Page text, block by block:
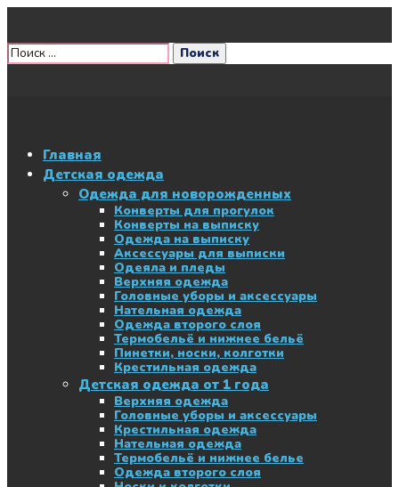
Главная
Детская одежда
Одежда для новорожденных
Конверты для прогулок
Конверты на выписку
Одежда на выписку
Аксессуары для выписки
Одеяла и пледы
Верхняя одежда
Головные уборы и аксессуары
Нательная одежда
Одежда второго слоя
Термобельё и нижнее бельё
Пинетки, носки, колготки
Крестильная одежда
Детская одежда от 1 года
Верхняя одежда
Головные уборы и аксессуары
Крестильная одежда
Нательная одежда
Термобельё и нижнее белье
Одежда второго слоя